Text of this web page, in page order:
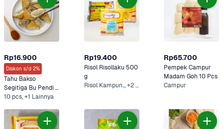
Rp16.900
Diskon s/d 2%
Tahu Bakso
Segitiga Bu Pendi
300 g
10 pcs, +1 Lainnya
Rp19.400
Risol Risollaku 500
g
Risol Kampun.., +2 Lainnya
Rp65.700
Pempek Campur
Madam Goh 10 Pcs
Campur